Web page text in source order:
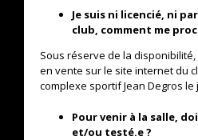
Je suis ni licencié, ni
club, comment me
Sous réserve de la
en vente sur le site internet du
complexe sportif Jean Degros le
Pour venir à la salle,
et/ou testé.e ?